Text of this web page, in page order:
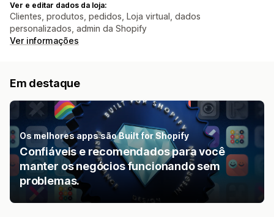
Ver e editar dados da loja:
Clientes, produtos, pedidos, Loja virtual, dados
personalizados, admin da Shopify
Ver informações
Em destaque
Os melhores apps são Built for Shopify
Confiáveis e recomendados para você
manter os negócios funcionando sem
problemas.